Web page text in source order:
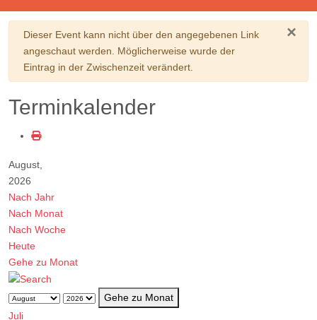
×
Warnung
Dieser Event kann nicht über den angegebenen Link
angeschaut werden. Möglicherweise wurde der
Eintrag in der Zwischenzeit verändert.
Terminkalender
August,
2026
Nach Jahr
Nach Monat
Nach Woche
Heute
Gehe zu Monat
Gehe zu Monat
Juli